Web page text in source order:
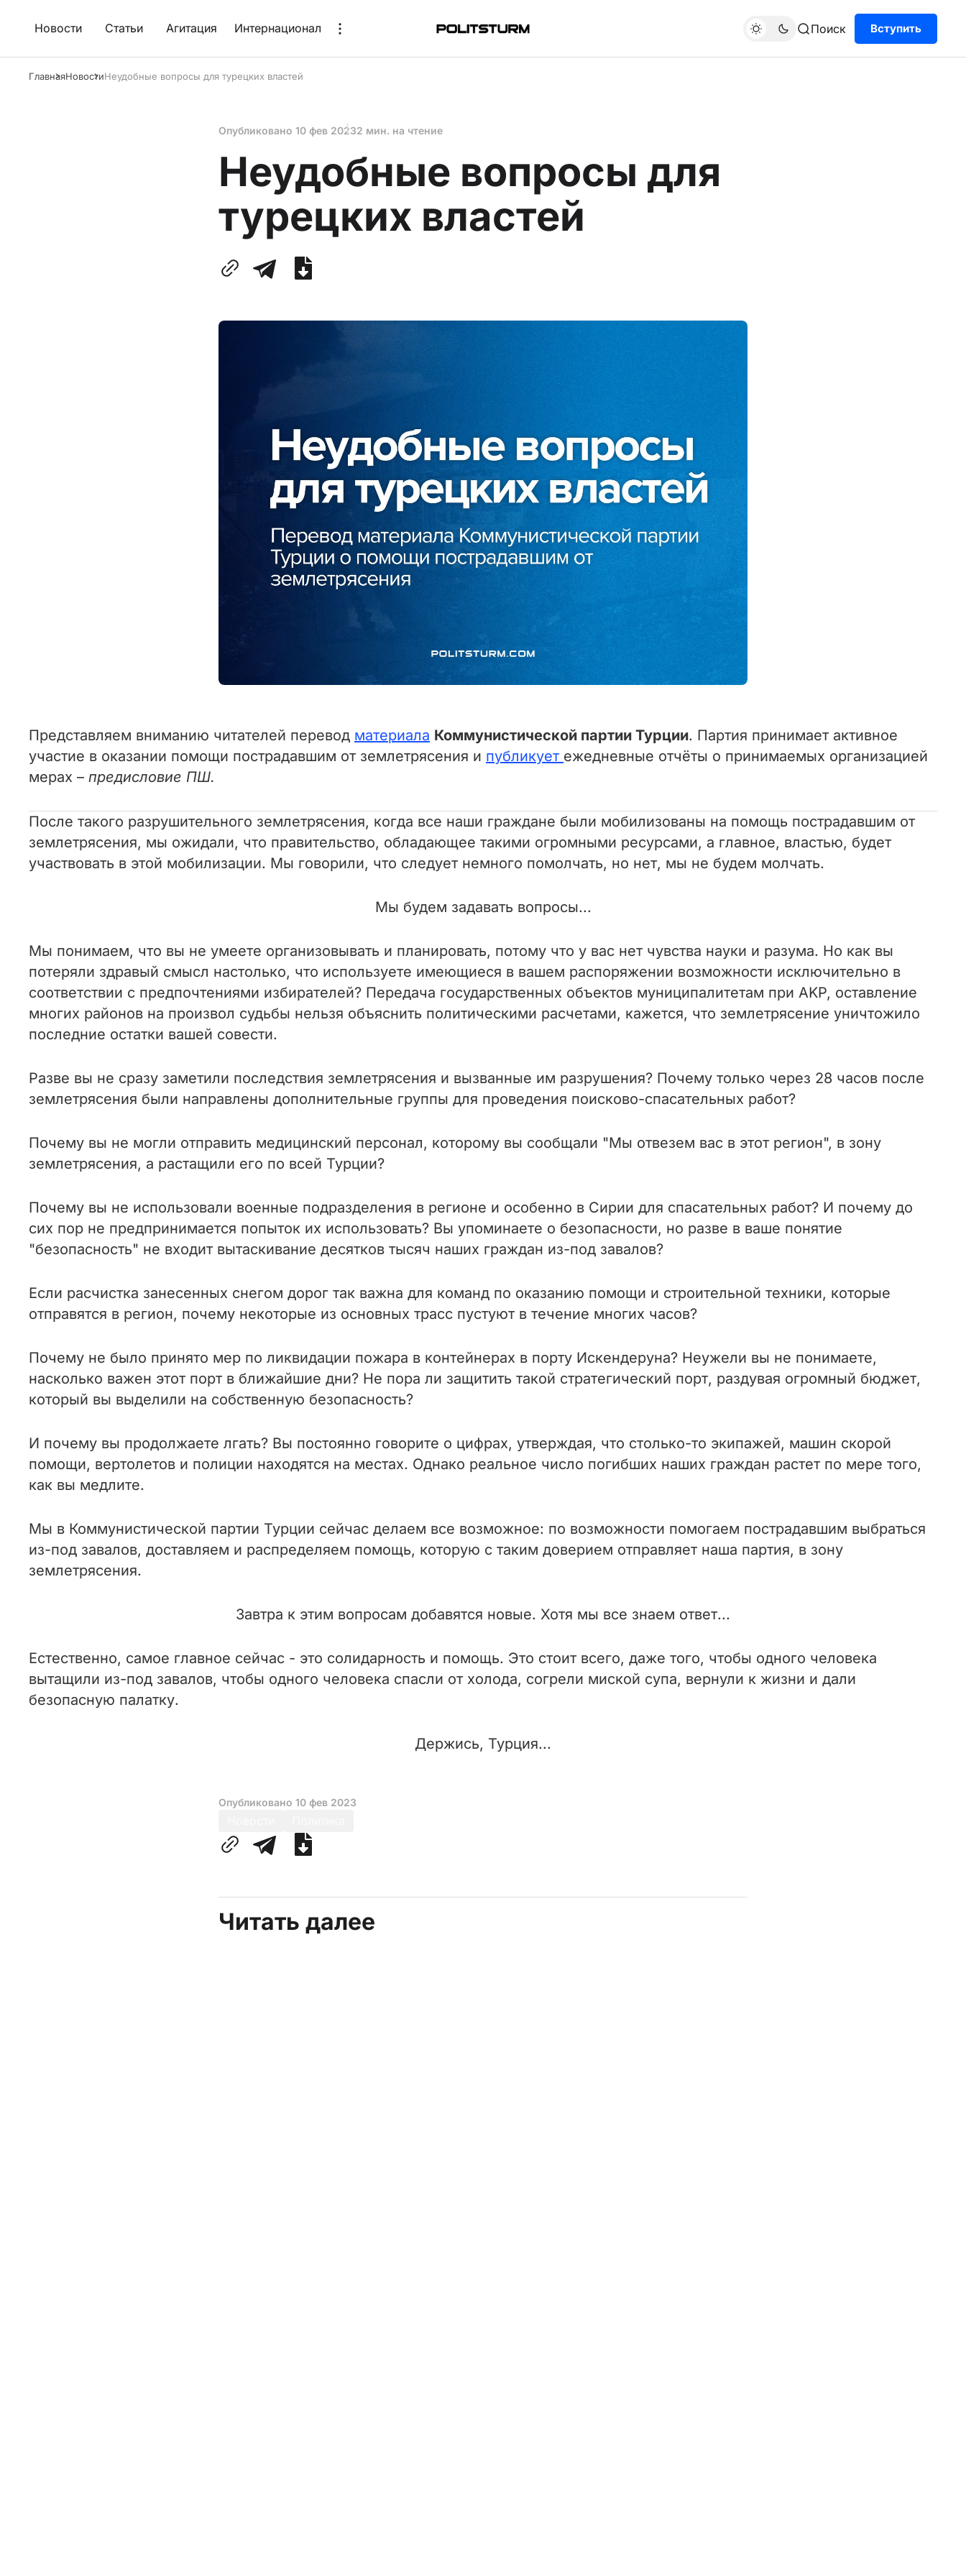
Новости Статьи Агитация Интернационал Поиск Вступить
ГлавнаяНовостиНеудобные вопросы для турецких властей
Опубликовано 10 фев 20232 мин. на чтение
Неудобные вопросы для
турецких властей
Представляем вниманию читателей перевод материала Коммунистической партии Турции. Партия принимает активное
участие в оказании помощи пострадавшим от землетрясения и публикует ежедневные отчёты о принимаемых организацией
мерах – предисловие ПШ.
После такого разрушительного землетрясения, когда все наши граждане были мобилизованы на помощь пострадавшим от
землетрясения, мы ожидали, что правительство, обладающее такими огромными ресурсами, а главное, властью, будет
участвовать в этой мобилизации. Мы говорили, что следует немного помолчать, но нет, мы не будем молчать.
Мы будем задавать вопросы...
Мы понимаем, что вы не умеете организовывать и планировать, потому что у вас нет чувства науки и разума. Но как вы
потеряли здравый смысл настолько, что используете имеющиеся в вашем распоряжении возможности исключительно в
соответствии с предпочтениями избирателей? Передача государственных объектов муниципалитетам при AKP, оставление
многих районов на произвол судьбы нельзя объяснить политическими расчетами, кажется, что землетрясение уничтожило
последние остатки вашей совести.
Разве вы не сразу заметили последствия землетрясения и вызванные им разрушения? Почему только через 28 часов после
землетрясения были направлены дополнительные группы для проведения поисково-спасательных работ?
Почему вы не могли отправить медицинский персонал, которому вы сообщали "Мы отвезем вас в этот регион", в зону
землетрясения, а растащили его по всей Турции?
Почему вы не использовали военные подразделения в регионе и особенно в Сирии для спасательных работ? И почему до
сих пор не предпринимается попыток их использовать? Вы упоминаете о безопасности, но разве в ваше понятие
"безопасность" не входит вытаскивание десятков тысяч наших граждан из-под завалов?
Если расчистка занесенных снегом дорог так важна для команд по оказанию помощи и строительной техники, которые
отправятся в регион, почему некоторые из основных трасс пустуют в течение многих часов?
Почему не было принято мер по ликвидации пожара в контейнерах в порту Искендеруна? Неужели вы не понимаете,
насколько важен этот порт в ближайшие дни? Не пора ли защитить такой стратегический порт, раздувая огромный бюджет,
который вы выделили на собственную безопасность?
И почему вы продолжаете лгать? Вы постоянно говорите о цифрах, утверждая, что столько-то экипажей, машин скорой
помощи, вертолетов и полиции находятся на местах. Однако реальное число погибших наших граждан растет по мере того,
как вы медлите.
Мы в Коммунистической партии Турции сейчас делаем все возможное: по возможности помогаем пострадавшим выбраться
из-под завалов, доставляем и распределяем помощь, которую с таким доверием отправляет наша партия, в зону
землетрясения.
Завтра к этим вопросам добавятся новые. Хотя мы все знаем ответ...
Естественно, самое главное сейчас - это солидарность и помощь. Это стоит всего, даже того, чтобы одного человека
вытащили из-под завалов, чтобы одного человека спасли от холода, согрели миской супа, вернули к жизни и дали
безопасную палатку.
Держись, Турция...
Опубликовано 10 фев 2023
Читать далее